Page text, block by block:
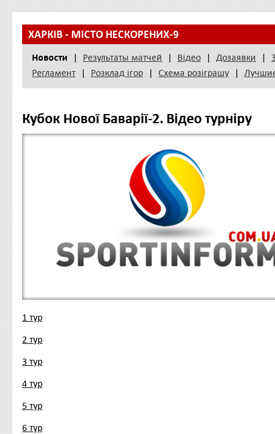
ХАРКІВ - МІСТО НЕСКОРЕНИХ-9
Новости | Результаты матчей | Відео | Дозаявки |
Регламент
| Розклад iгор | Схема розіграшу |
Кубок Нової Баварії-2. Відео турніру
1 тур
2 тур
3 тур
4 тур
5 тур
6 тур